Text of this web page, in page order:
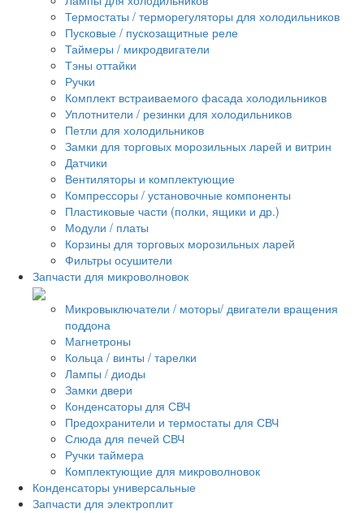
Термостаты / терморегуляторы для холодильников
Пусковые / пускозащитные реле
Таймеры / микродвигатели
Тэны оттайки
Ручки
Комплект встраиваемого фасада холодильников
Уплотнители / резинки для холодильников
Петли для холодильников
Замки для торговых морозильных ларей и витрин
Датчики
Вентиляторы и комплектующие
Компрессоры / установочные компоненты
Пластиковые части (полки, ящики и др.)
Модули / платы
Корзины для торговых морозильных ларей
Фильтры осушители
Запчасти для микроволновок
Микровыключатели / моторы/ двигатели вращения
поддона
Магнетроны
Кольца / винты / тарелки
Лампы / диоды
Замки двери
Конденсаторы для СВЧ
Предохранители и термостаты для СВЧ
Слюда для печей СВЧ
Ручки таймера
Комплектующие для микроволновок
Конденсаторы универсальные
Запчасти для электроплит